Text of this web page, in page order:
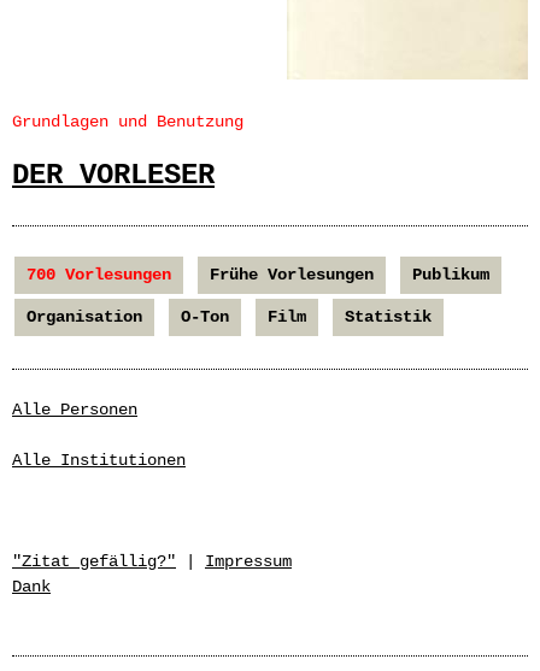
Grundlagen und Benutzung
DER VORLESER
700 Vorlesungen Frühe Vorlesungen Publikum
Organisation O-Ton Film Statistik
Alle Personen
Alle Institutionen
"Zitat gefällig?"
Impressum
Dank